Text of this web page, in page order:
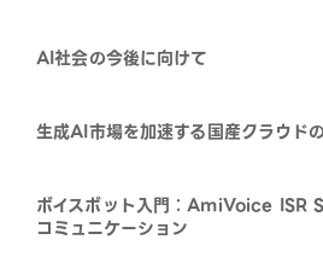
AI社会の今後に向けて
生成AI市場を加速する国産クラウド
ボイスボット入門：AmiVoice ISR
コミュニケーション